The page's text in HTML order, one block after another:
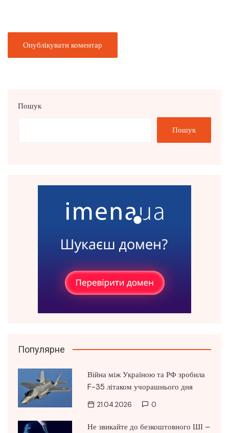
Пошук
Пошук
Популярне
Війна між Україною та РФ зробила
F-35 літаком учорашнього дня
21.04.2026 0
Не звикайте до безкоштовного ШІ –